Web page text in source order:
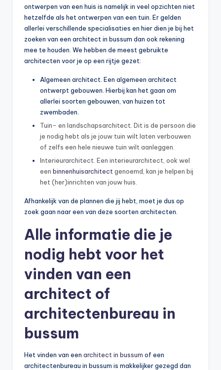
ontwerpen van een huis is namelijk in veel opzichten niet
hetzelfde als het ontwerpen van een tuin. Er gelden
allerlei verschillende specialisaties en hier dien je bij het
zoeken van een architect in bussum dan ook rekening
mee te houden. We hebben de meest gebruikte
architecten voor je op een rijtje gezet:
Algemeen architect. Een algemeen architect
ontwerpt gebouwen. Hierbij kan het gaan om
allerlei soorten gebouwen, van huizen tot
zwembaden.
Tuin- en landschapsarchitect. Dit is de persoon die
je nodig hebt als je jouw tuin wilt laten verbouwen
of zelfs een hele nieuwe tuin wilt aanleggen.
Interieurarchitect. Een interieurarchitect, ook wel
een binnenhuisarchitect genoemd, kan je helpen bij
het (her)inrichten van jouw huis.
Afhankelijk van de plannen die jij hebt, moet je dus op
zoek gaan naar een van deze soorten architecten.
Alle informatie die je
nodig hebt voor het
vinden van een
architect of
architectenbureau in
bussum
Het vinden van een architect in bussum of een
architectenbureau in bussum is makkelijker gezegd dan